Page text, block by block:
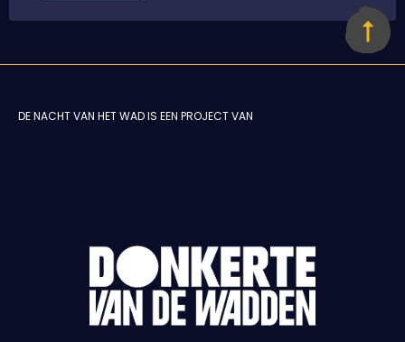
DE NACHT VAN HET WAD IS EEN PROJECT VAN